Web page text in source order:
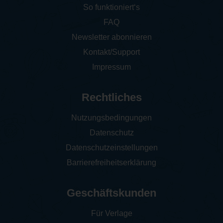
So funktioniert‘s
FAQ
Newsletter abonnieren
Kontakt/Support
Impressum
Rechtliches
Nutzungsbedingungen
Datenschutz
Datenschutzeinstellungen
Barrierefreiheitserklärung
Geschäftskunden
Für Verlage